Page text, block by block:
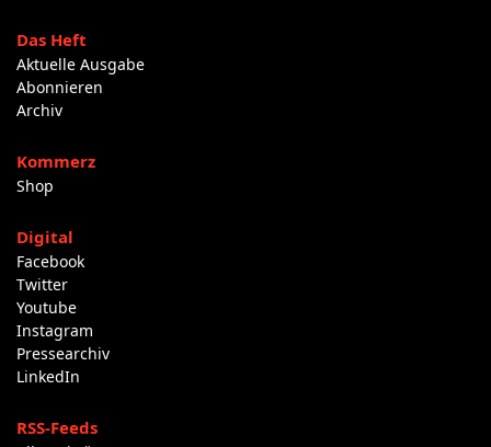
Das Heft
Aktuelle Ausgabe
Abonnieren
Archiv
Kommerz
Shop
Digital
Facebook
Twitter
Youtube
Instagram
Pressearchiv
LinkedIn
RSS-Feeds